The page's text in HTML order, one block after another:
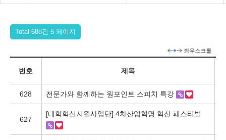
Total 688건 5 페이지
번호 제목
628 전문가와 함께하는 원포인트 스피치 특강
627
[대학혁신지원사업단] 4차산업혁명 혁신 페스티벌